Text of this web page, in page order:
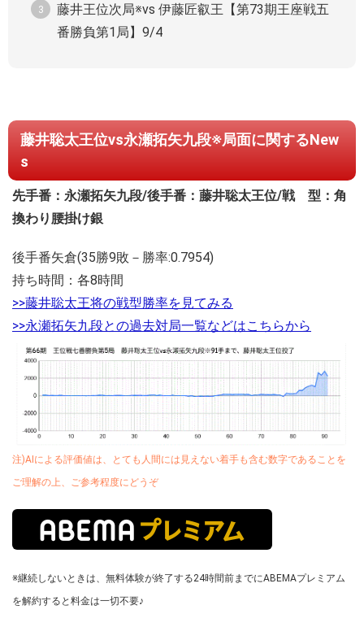
藤井王位次局※vs 伊藤匠叡王【第73期王座戦五
番勝負第1局】9/4
藤井聡太王位vs永瀬拓矢九段※局面に関するNew
s
先手番：永瀬拓矢九段/後手番：藤井聡太王位/戦 型：角
換わり腰掛け銀
後手番矢倉(35勝9敗－勝率:0.7954)
持ち時間：各8時間
>>藤井聡太王将の戦型勝率を見てみる
>>永瀬拓矢九段との過去対局一覧などはこちらから
注)AIによる評価値は、とても人間には見えない着手も含む数字であることを
ご理解の上、ご参考程度にどうぞ
※継続しないときは、無料体験が終了する24時間前までにABEMAプレミアム
を解約すると料金は一切不要♪